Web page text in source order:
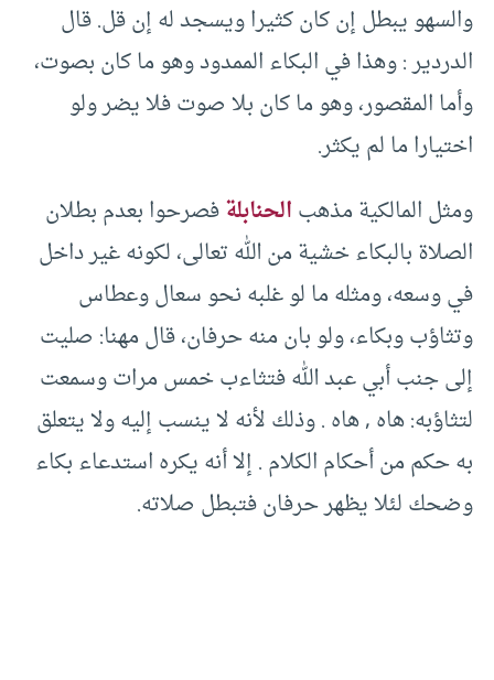
والسهو يبطل إن كان كثيرا ويسجد له إن قل. قال
الدردير : وهذا في البكاء الممدود وهو ما كان بصوت،
وأما المقصور، وهو ما كان بلا صوت فلا يضر ولو
اختيارا ما لم يكثر.
ومثل المالكية مذهبالحنابلةفصرحوا بعدم بطلان
الصلاة بالبكاء خشية من الله تعالى، لكونه غير داخل
في وسعه، ومثله ما لو غلبه نحو سعال وعطاس
وتثاؤب وبكاء، ولو بان منه حرفان، قال مهنا: صليت
إلى جنب أبي عبد الله فتثاءب خمس مرات وسمعت
لتثاؤبه: هاه , هاه . وذلك لأنه لا ينسب إليه ولا يتعلق
به حكم من أحكام الكلام . إلا أنه يكره استدعاء بكاء
وضحك لئلا يظهر حرفان فتبطل صلاته.